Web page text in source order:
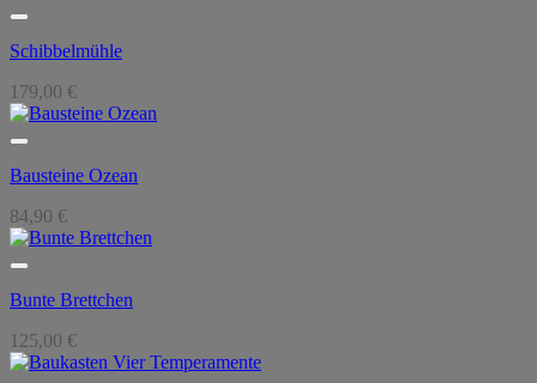
Schibbelmühle
179,00 €
Bausteine Ozean
84,90 €
Bunte Brettchen
125,00 €